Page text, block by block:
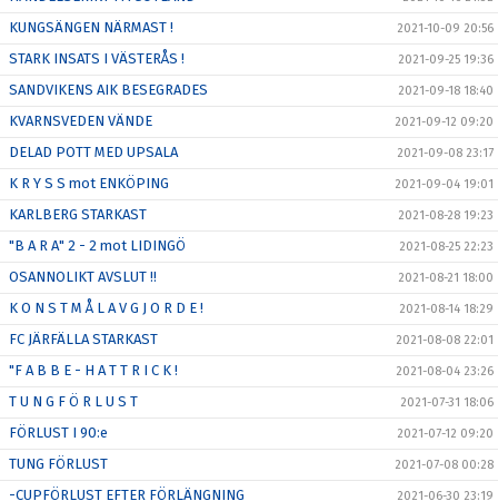
KUNGSÄNGEN NÄRMAST ! 2021-10-09 20:56
STARK INSATS I VÄSTERÅS ! 2021-09-25 19:36
SANDVIKENS AIK BESEGRADES 2021-09-18 18:40
KVARNSVEDEN VÄNDE 2021-09-12 09:20
DELAD POTT MED UPSALA 2021-09-08 23:17
K R Y S S mot ENKÖPING 2021-09-04 19:01
KARLBERG STARKAST 2021-08-28 19:23
"B A R A" 2 - 2 mot LIDINGÖ 2021-08-25 22:23
OSANNOLIKT AVSLUT !! 2021-08-21 18:00
K O N S T M Å L A V G J O R D E ! 2021-08-14 18:29
FC JÄRFÄLLA STARKAST 2021-08-08 22:01
"F A B B E - H A T T R I C K ! 2021-08-04 23:26
T U N G F Ö R L U S T 2021-07-31 18:06
FÖRLUST I 90:e 2021-07-12 09:20
TUNG FÖRLUST 2021-07-08 00:28
-CUPFÖRLUST EFTER FÖRLÄNGNING 2021-06-30 23:19